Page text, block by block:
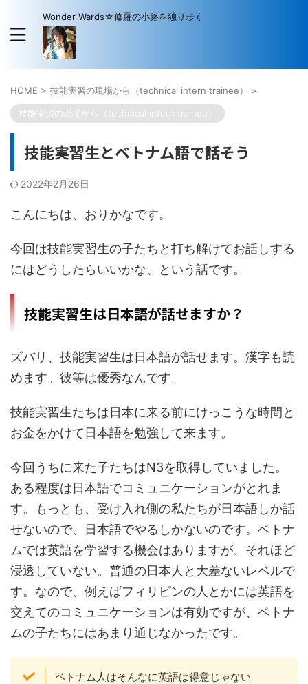
Wonder Wards☆修羅の小路を独り歩く
HOME > 技能実習の現場から（technical intern trainee） >
技能実習の現場から（technical intern trainee）
技能実習生とベトナム語で話そう
2022年2月26日
こんにちは、おりかなです。
今回は技能実習生の子たちと打ち解けてお話しする
にはどうしたらいいかな、という話です。
技能実習生は日本語が話せますか？
ズバリ、技能実習生は日本語が話せます。漢字も読
めます。彼等は優秀なんです。
技能実習生たちは日本に来る前にけっこうな時間と
お金をかけて日本語を勉強して来ます。
今回うちに来た子たちはN3を取得していました。
ある程度は日本語でコミュニケーションがとれま
す。もっとも、受け入れ側の私たちが日本語しか話
せないので、日本語でやるしかないのです。ベトナ
ムでは英語を学習する機会はありますが、それほど
浸透していない。普通の日本人と大差ないレベルで
す。なので、例えばフィリピンの人とかには英語を
交えてのコミュニケーションは有効ですが、ベトナ
ムの子たちにはあまり通じなかったです。
ベトナム人はそんなに英語は得意じゃない